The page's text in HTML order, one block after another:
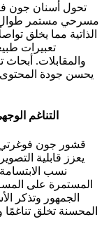
تحول أسنان جون
مسرحي مستمر طوال
الذاتية مما يخلق
تعبيرات
والمقابلات.
يحسن جودة
التناغم
قشور جون فوغرتي
يعزز قابلية
نسب
المستمرة على
الجمهور وتذكر
المحسنة تخلق تناغمًا